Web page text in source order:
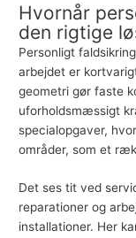
Hvornår
den rigtige
Personligt
arbejdet er
geometri gør faste
uforholdsmæssigt
specialopgaver,
områder, som et
Det ses tit ved
reparationer og
installationer. Her